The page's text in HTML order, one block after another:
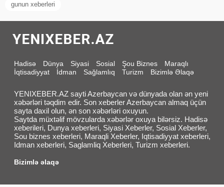
gunun xeberleri
Hadisə Dünya Siyasi Sosial Şou Biznes
Maraqlı
İqtisadiyyat
İdman Sağlamlıq Turizm Bizimlə Əlaqə
YENIXEBER.AZ sayti Azerbaycan və dünyada olan ən yeni
xəbərləri təqdim edir. Son xeberler Azerbaycan almaq üçün
sayta daxil olun, ən son xəbərləri oxuyun.
Saytda müxtəlif mövzularda xəbərlər oxuya bilərsiz. Hadisə
xeberileri, Dunya xeberleri, Siyasi Xeberler, Sosial Xeberler,
Sou biznes xeberleri, Maraqli Xeberler, Iqtisadiyyat xeberleri,
Idman xeberleri, Saglamliq Xeberleri, Turizm xeberleri.
Bizimlə əlaqə